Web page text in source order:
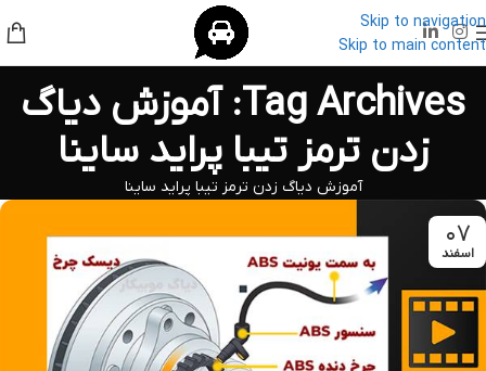
Skip to navigation
Skip to main content
Tag Archives: آموزش دیاگ
زدن ترمز تیبا پراید ساینا
آموزش دیاگ زدن ترمز تیبا پراید ساینا
۰۷
اسفند